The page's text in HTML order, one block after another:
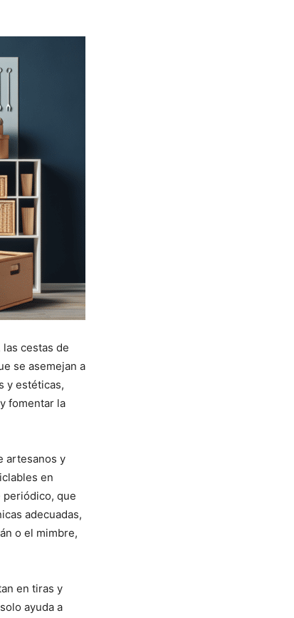
cestas de
se asemejan a
y estéticas,
fomentar la
artesanos y
en
periódico, que
adecuadas,
o el mimbre,
en tiras y
ayuda a